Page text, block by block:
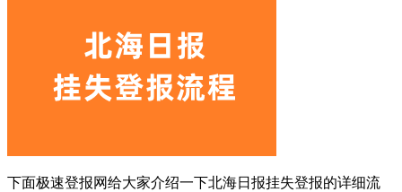
下面极速登报网给大家介绍一下北海日报挂失登报的详细流